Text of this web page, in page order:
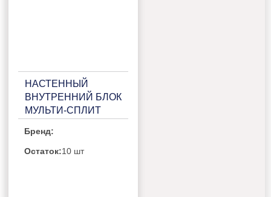
НАСТЕННЫЙ
ВНУТРЕННИЙ БЛОК
МУЛЬТИ-СПЛИТ
KAGAMI SHIRO
RAM-I-
Бренд:
Остаток:10 шт